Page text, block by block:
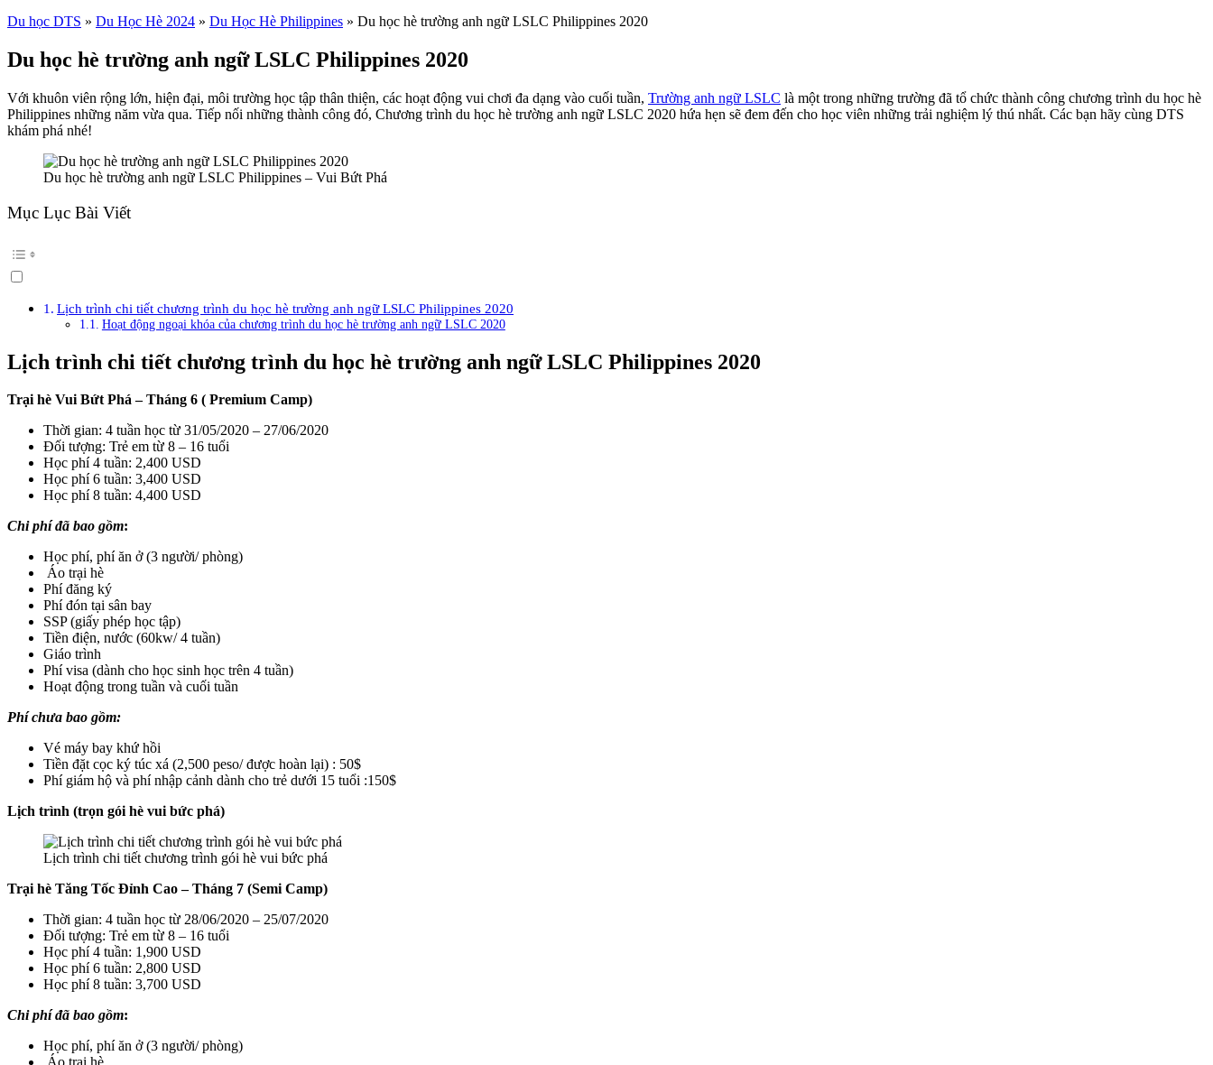
Du học DTS » Du Học Hè 2024 » Du Học Hè Philippines » Du học hè trường anh ngữ LSLC Philippines 2020
Du học hè trường anh ngữ LSLC Philippines 2020
Với khuôn viên rộng lớn, hiện đại, môi trường học tập thân thiện, các hoạt động vui chơi đa dạng vào cuối tuần, Trường anh ngữ LSLC là một trong những trường đã tổ chức thành công chương trình du học hè
Philippines những năm vừa qua. Tiếp nối những thành công đó, Chương trình du học hè trường anh ngữ LSLC 2020 hứa hẹn sẽ đem đến cho học viên những trải nghiệm lý thú nhất. Các bạn hãy cùng DTS
khám phá nhé!
Du học hè trường anh ngữ LSLC Philippines – Vui Bứt Phá
Mục Lục Bài Viết
Lịch trình chi tiết chương trình du học hè trường anh ngữ LSLC Philippines 2020
Hoạt động ngoại khóa của chương trình du học hè trường anh ngữ LSLC 2020
Lịch trình chi tiết chương trình du học hè trường anh ngữ LSLC Philippines 2020
Trại hè Vui Bứt Phá – Tháng 6 ( Premium Camp)
Thời gian: 4 tuần học từ 31/05/2020 – 27/06/2020
Đối tượng: Trẻ em từ 8 – 16 tuổi
Học phí 4 tuần: 2,400 USD
Học phí 6 tuần: 3,400 USD
Học phí 8 tuần: 4,400 USD
Chi phí đã bao gồm:
Học phí, phí ăn ở (3 người/ phòng)
Áo trại hè
Phí đăng ký
Phí đón tại sân bay
SSP (giấy phép học tập)
Tiền điện, nước (60kw/ 4 tuần)
Giáo trình
Phí visa (dành cho học sinh học trên 4 tuần)
Hoạt động trong tuần và cuối tuần
Phí chưa bao gồm:
Vé máy bay khứ hồi
Tiền đặt cọc ký túc xá (2,500 peso/ được hoàn lại) : 50$
Phí giám hộ và phí nhập cảnh dành cho trẻ dưới 15 tuổi :150$
Lịch trình (trọn gói hè vui bức phá)
Lịch trình chi tiết chương trình gói hè vui bức phá
Trại hè Tăng Tốc Đỉnh Cao – Tháng 7 (Semi Camp)
Thời gian: 4 tuần học từ 28/06/2020 – 25/07/2020
Đối tượng: Trẻ em từ 8 – 16 tuổi
Học phí 4 tuần: 1,900 USD
Học phí 6 tuần: 2,800 USD
Học phí 8 tuần: 3,700 USD
Chi phí đã bao gồm:
Học phí, phí ăn ở (3 người/ phòng)